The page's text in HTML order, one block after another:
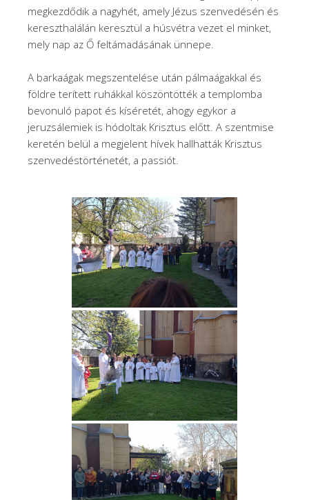
megkezdődik a nagyhét, amely Jézus szenvedésén és
kereszthalálán keresztül a húsvétra vezet el minket,
mely nap az Ő feltámadásának ünnepe.
A barkaágak megszentelése után pálmaágakkal és
földre terített ruhákkal köszöntötték a templomba
bevonuló papot és kíséretét, ahogy egykor a
jeruzsálemiek is hódoltak Krisztus előtt. A szentmise
keretén belül a megjelent hívek hallhatták Krisztus
szenvedéstörténetét, a passiót.